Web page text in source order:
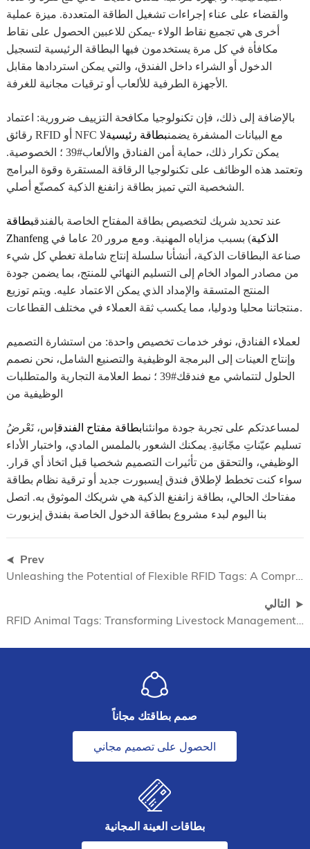
والقضاء على عناء إجراءات تشغيل الطاقة المتعددة. ميزة عملية
أخرى هي تجميع نقاط الولاء -يمكن للاعبين الحصول على نقاط
مكافأة في كل مرة يستخدمون فيها البطاقة الرئيسية لتسجيل
الدخول أو الشراء داخل الفندق، والتي يمكن استردادها مقابل
الأجهزة الطرفية للألعاب أو ترقيات مجانية للغرفة.
بالإضافة إلى ذلك، فإن تكنولوجيا مكافحة التزييف ضرورية: اعتماد
رقائق RFID أو NFC مع البيانات المشفرة يضمنبطاقة رئيسيةلا
يمكن تكرار ذلك، حماية أمن الفنادق والألعاب#39 ؛ الخصوصية.
وتعتمد هذه الوظائف على تكنولوجيا الرقاقة المستقرة وقوة البرامج
الشخصية التي تميز بطاقة زانفنغ الذكية كمصنّع أصلي.
عند تحديد شريك لتخصيص بطاقة المفتاح الخاصة بالفندقبطاقة
Zhanfeng الذكية
) بسبب مزاياه المهنية. ومع مرور 20 عاما في
صناعة البطاقات الذكية، أنشأنا سلسلة إنتاج شاملة تغطي كل شيء
من مصادر المواد الخام إلى التسليم النهائي للمنتج، بما يضمن جودة
المنتج المتسقة والإمداد الذي يمكن الاعتماد عليه. ويتم توزيع
منتجاتنا محليا ودوليا، مما يكسب ثقة العملاء في مختلف القطاعات.
لعملاء الفنادق، نوفر خدمات تخصيص واحدة: من استشارة التصميم
وإنتاج العينات إلى البرمجة الوظيفية والتصنيع الشامل، نحن نصمم
الحلول لتتماشي مع فندقك#39 ؛ نمط العلامة التجارية والمتطلبات
الوظيفية من
لمساعدتكم على تجربة جودة موانئنابطاقة مفتاح الفندقإس، نَعْرضُ
تسليم عيّناتِ مجّانيةِ. يمكنك الشعور بالملمس المادي، واختبار الأداء
الوظيفي، والتحقق من تأثيرات التصميم شخصيا قبل اتخاذ أي قرار.
سواء كنت تخطط لإطلاق فندق إيسبورت جديد أو ترقية نظام بطاقة
مفتاحك الحالي، بطاقة زانفنغ الذكية هي شريكك الموثوق به. اتصل
بنا اليوم لبدء مشروع بطاقة الدخول الخاصة بفندق إيزبورت
Prev
Unleashing the Potential of Flexible RFID Tags: A Comprehensive Guide (باللغة الإنجليزية)
التالي
RFID Animal Tags: Transforming Livestock Management and Beyond (باللغة الإنجليزية)
صمم بطاقتك مجاناً
الحصول على تصميم مجاني
بطاقات العينة المجانية